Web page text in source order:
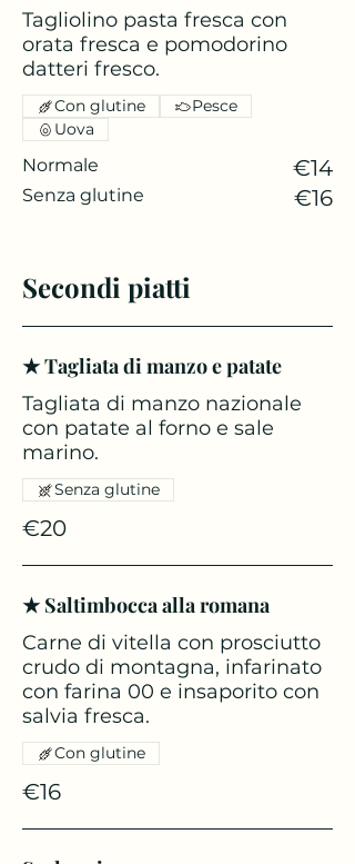
Tagliolino pasta fresca con
orata fresca e pomodorino
datteri fresco.
Normale €14
Senza glutine €16
Con glutine
Pesce
Uova
Secondi piatti
★ Tagliata di manzo e patate
Tagliata di manzo nazionale
con patate al forno e sale
marino.
€20
Senza glutine
★ Saltimbocca alla romana
Carne di vitella con prosciutto
crudo di montagna, infarinato
con farina 00 e insaporito con
salvia fresca.
€16
Con glutine